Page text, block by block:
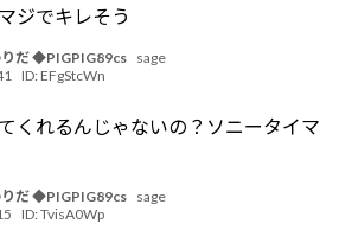
ジでキレそう
だ ◆PIGPIG89cs sage
ID: EFgStcWn
くれるんじゃないの？ソニータイマ
だ ◆PIGPIG89cs sage
ID:TvisA0Wp